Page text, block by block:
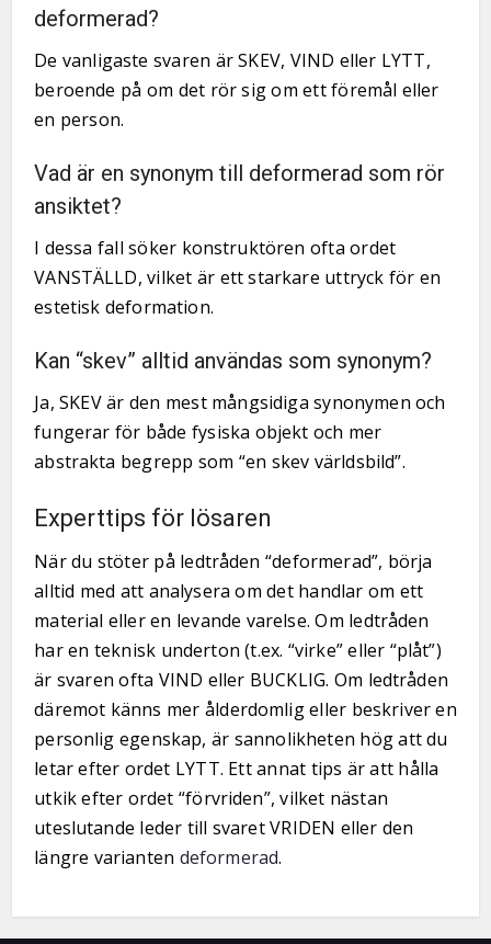
deformerad?
De vanligaste svaren är SKEV, VIND eller LYTT,
beroende på om det rör sig om ett föremål eller
en person.
Vad är en synonym till deformerad som rör
ansiktet?
I dessa fall söker konstruktören ofta ordet
VANSTÄLLD, vilket är ett starkare uttryck för en
estetisk deformation.
Kan “skev” alltid användas som synonym?
Ja, SKEV är den mest mångsidiga synonymen och
fungerar för både fysiska objekt och mer
abstrakta begrepp som “en skev världsbild”.
Experttips för lösaren
När du stöter på ledtråden “deformerad”, börja
alltid med att analysera om det handlar om ett
material eller en levande varelse. Om ledtråden
har en teknisk underton (t.ex. “virke” eller “plåt”)
är svaren ofta VIND eller BUCKLIG. Om ledtråden
däremot känns mer ålderdomlig eller beskriver en
personlig egenskap, är sannolikheten hög att du
letar efter ordet LYTT. Ett annat tips är att hålla
utkik efter ordet “förvriden”, vilket nästan
uteslutande leder till svaret VRIDEN eller den
längre varianten deformerad.